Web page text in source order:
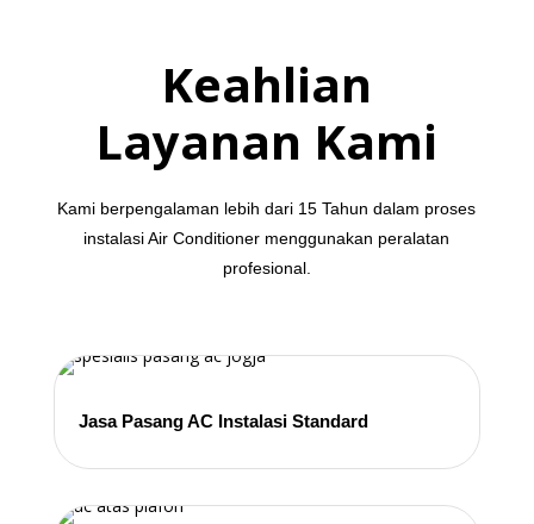
Keahlian
Layanan Kami
Kami berpengalaman lebih dari 15 Tahun dalam proses
instalasi Air Conditioner menggunakan peralatan
profesional.
Jasa Pasang AC Instalasi Standard